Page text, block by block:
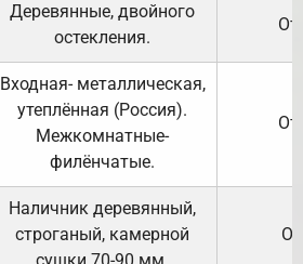
Деревянные, двойного
остекления.
Входная- металлическая,
утеплённая (Россия).
Межкомнатные-
филёнчатые.
Наличник деревянный,
строганый, камерной